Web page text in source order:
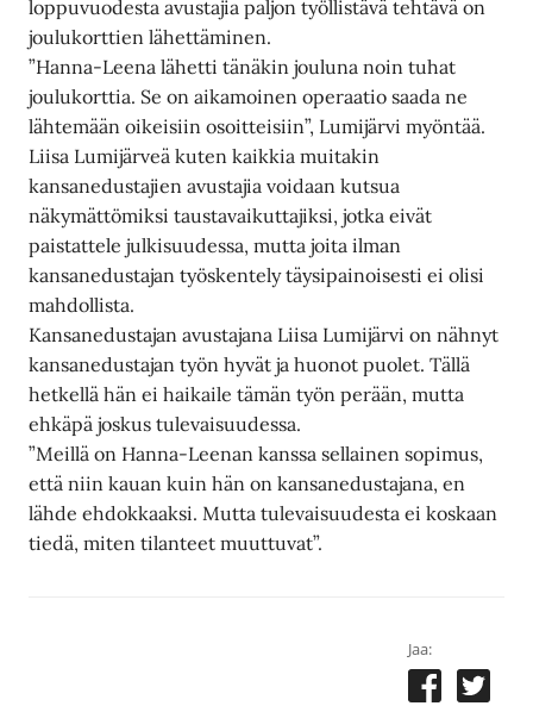
loppuvuodesta avustajia paljon työllistävä tehtävä on
joulukorttien lähettäminen.
”Hanna-Leena lähetti tänäkin jouluna noin tuhat
joulukorttia. Se on aikamoinen operaatio saada ne
lähtemään oikeisiin osoitteisiin”, Lumijärvi myöntää.
Liisa Lumijärveä kuten kaikkia muitakin
kansanedustajien avustajia voidaan kutsua
näkymättömiksi taustavaikuttajiksi, jotka eivät
paistattele julkisuudessa, mutta joita ilman
kansanedustajan työskentely täysipainoisesti ei olisi
mahdollista.
Kansanedustajan avustajana Liisa Lumijärvi on nähnyt
kansanedustajan työn hyvät ja huonot puolet. Tällä
hetkellä hän ei haikaile tämän työn perään, mutta
ehkäpä joskus tulevaisuudessa.
”Meillä on Hanna-Leenan kanssa sellainen sopimus,
että niin kauan kuin hän on kansanedustajana, en
lähde ehdokkaaksi. Mutta tulevaisuudesta ei koskaan
tiedä, miten tilanteet muuttuvat”.
Jaa: